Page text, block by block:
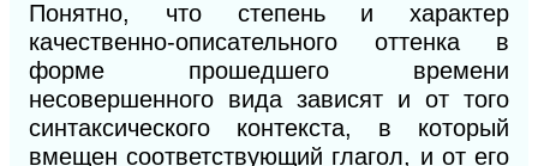
Понятно, что степень и характер
качественно-описательного оттенка в
форме прошедшего времени
несовершенного вида зависят и от того
синтаксического контекста, в который
вмещен соответствующий глагол, и от его